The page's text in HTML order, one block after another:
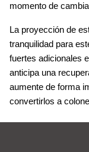
momento de
La proyección de
tranquilidad para
fuertes adicionales
anticipa una
aumente de forma
convertirlos a